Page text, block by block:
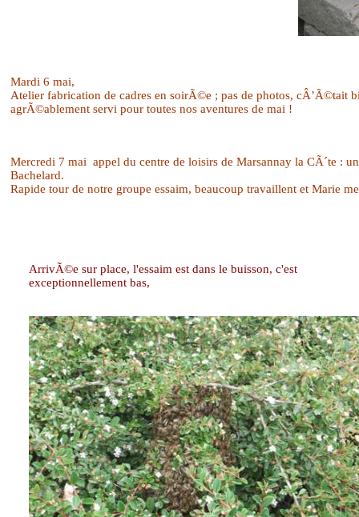
Mardi 6 mai,
Atelier fabrication de cadres en soirÃ©e ; pas de photos, cÂ’Ã©tait
agrÃ©ablement servi pour toutes nos aventures de mai !
Mercredi 7 mai appel du centre de loisirs de Marsannay la CÃ´te : un
Bachelard.
Rapide tour de notre groupe essaim, beaucoup travaillent et Marie
ArrivÃ©e sur place, l'essaim est dans le buisson, c'est
exceptionnellement bas,